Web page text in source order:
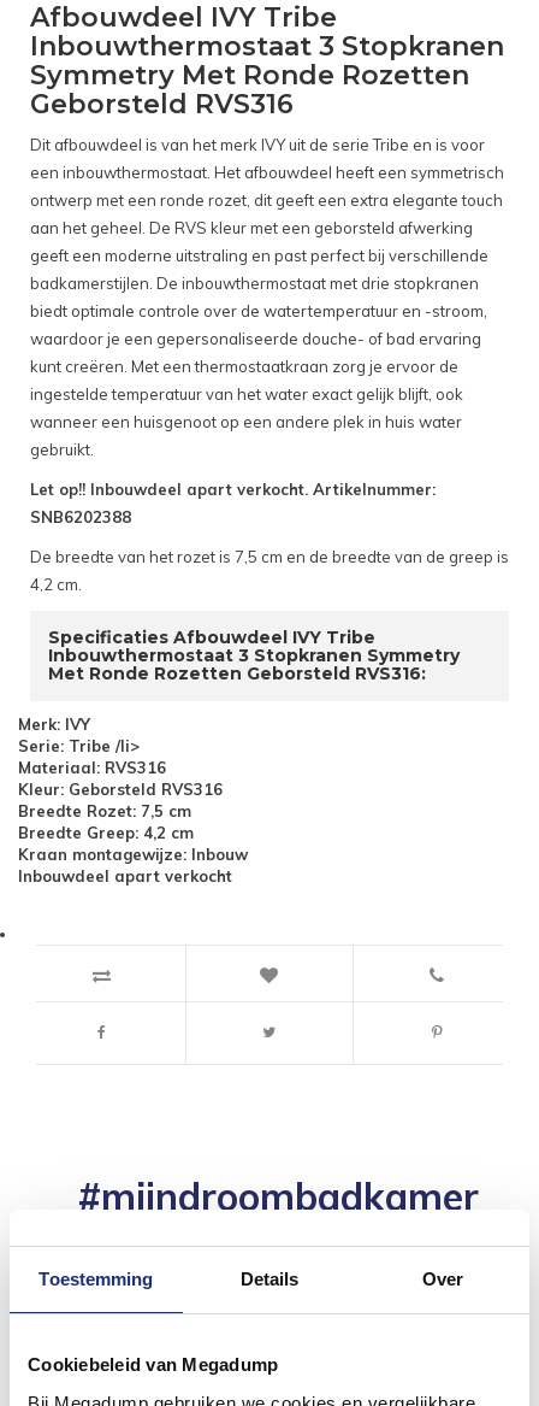
Toestemming Details Over
Cookiebeleid van Megadump
Afbouwdeel IVY Tribe
Inbouwthermostaat 3 Stopkranen
Symmetry Met Ronde Rozetten
Geborsteld RVS316
Dit afbouwdeel is van het merk IVY uit de serie Tribe en is voor
een inbouwthermostaat. Het afbouwdeel heeft een symmetrisch
ontwerp met een ronde rozet, dit geeft een extra elegante touch
aan het geheel. De RVS kleur met een geborsteld afwerking
geeft een moderne uitstraling en past perfect bij verschillende
badkamerstijlen. De inbouwthermostaat met drie stopkranen
biedt optimale controle over de watertemperatuur en -stroom,
waardoor je een gepersonaliseerde douche- of bad ervaring
kunt creëren. Met een thermostaatkraan zorg je ervoor de
ingestelde temperatuur van het water exact gelijk blijft, ook
wanneer een huisgenoot op een andere plek in huis water
gebruikt.
Let op!! Inbouwdeel apart verkocht. Artikelnummer:
SNB6202388
De breedte van het rozet is 7,5 cm en de breedte van de greep is
4,2 cm.
Specificaties Afbouwdeel IVY Tribe
Inbouwthermostaat 3 Stopkranen Symmetry
Met Ronde Rozetten Geborsteld RVS316:
Merk: IVY
Serie: Tribe /li>
Materiaal: RVS316
Kleur: Geborsteld RVS316
Breedte Rozet: 7,5 cm
Breedte Greep: 4,2 cm
Kraan montagewijze: Inbouw
Inbouwdeel apart verkocht
#mijndroombadkamer
en tag @megadumpnl. Samen bouwen we een
inspirerende omgeving vol met unieke
badkamerstijlen. Doe je mee?